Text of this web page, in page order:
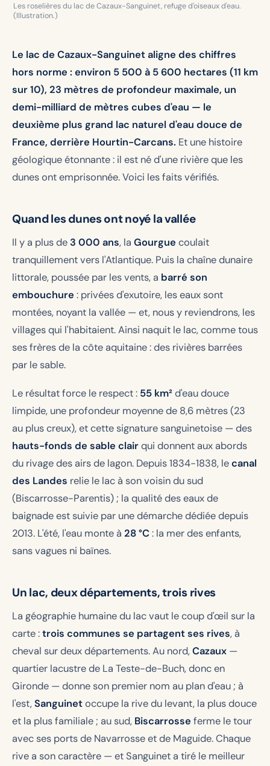
Les roselières du lac de Cazaux-Sanguinet, refuge d'oiseaux d'eau.
(Illustration.)
Le lac de Cazaux-Sanguinet aligne des chiffres
hors norme : environ 5 500 à 5 600 hectares (11 km
sur 10), 23 mètres de profondeur maximale, un
demi-milliard de mètres cubes d'eau — le
deuxième plus grand lac naturel d'eau douce de
France, derrière Hourtin-Carcans. Et une histoire
géologique étonnante : il est né d'une rivière que les
dunes ont emprisonnée. Voici les faits vérifiés.
Quand les dunes ont noyé la vallée
Il y a plus de 3 000 ans, la Gourgue coulait
tranquillement vers l'Atlantique. Puis la chaîne dunaire
littorale, poussée par les vents, a barré son
embouchure : privées d'exutoire, les eaux sont
montées, noyant la vallée — et, nous y reviendrons, les
villages qui l'habitaient. Ainsi naquit le lac, comme tous
ses frères de la côte aquitaine : des rivières barrées
par le sable.
Le résultat force le respect : 55 km²d'eau douce
limpide, une profondeur moyenne de 8,6 mètres (23
au plus creux), et cette signature sanguinetoise — des
hauts-fonds de sable clairqui donnent aux abords
du rivage des airs de lagon. Depuis 1834-1838, lecanal
des Landes relie le lac à son voisin du sud
(Biscarrosse-Parentis) ; la qualité des eaux de
baignade est suivie par une démarche dédiée depuis
2013. L'été, l'eau monte à 28 °C: la mer des enfants,
sans vagues ni baïnes.
Un lac, deux départements, trois rives
La géographie humaine du lac vaut le coup d'œil sur la
carte :trois communes se partagent ses rives, à
cheval sur deux départements. Au nord,Cazaux —
quartier lacustre de La Teste-de-Buch, donc en
Gironde — donne son premier nom au plan d'eau ; à
l'est,Sanguinetoccupe la rive du levant, la plus douce
et la plus familiale ; au sud, Biscarrosse ferme le tour
avec ses ports de Navarrosse et de Maguide. Chaque
rive a son caractère — et Sanguinet a tiré le meilleur